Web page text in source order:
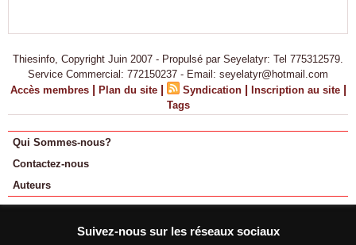
Thiesinfo, Copyright Juin 2007 - Propulsé par Seyelatyr: Tel 775312579.
Service Commercial: 772150237 - Email: seyelatyr@hotmail.com
Accès membres | Plan du site | Syndication | Inscription au site |
Tags
Qui Sommes-nous?
Contactez-nous
Auteurs
Suivez-nous sur les réseaux sociaux